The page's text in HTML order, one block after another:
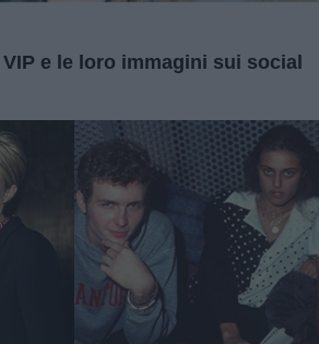
e le loro immagini sui social